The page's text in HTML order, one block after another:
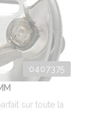
0407375
sur toute la